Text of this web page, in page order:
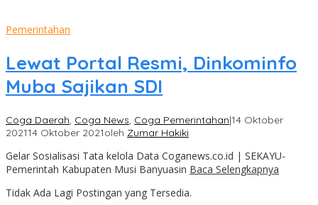
Pemerintahan
Lewat Portal Resmi, Dinkominfo
Muba Sajikan SDI
Coga Daerah, Coga News, Coga Pemerintahan|14 Oktober
202114 Oktober 2021oleh Zumar Hakiki
Gelar Sosialisasi Tata kelola Data Coganews.co.id | SEKAYU-
Pemerintah Kabupaten Musi Banyuasin Baca Selengkapnya
Tidak Ada Lagi Postingan yang Tersedia.